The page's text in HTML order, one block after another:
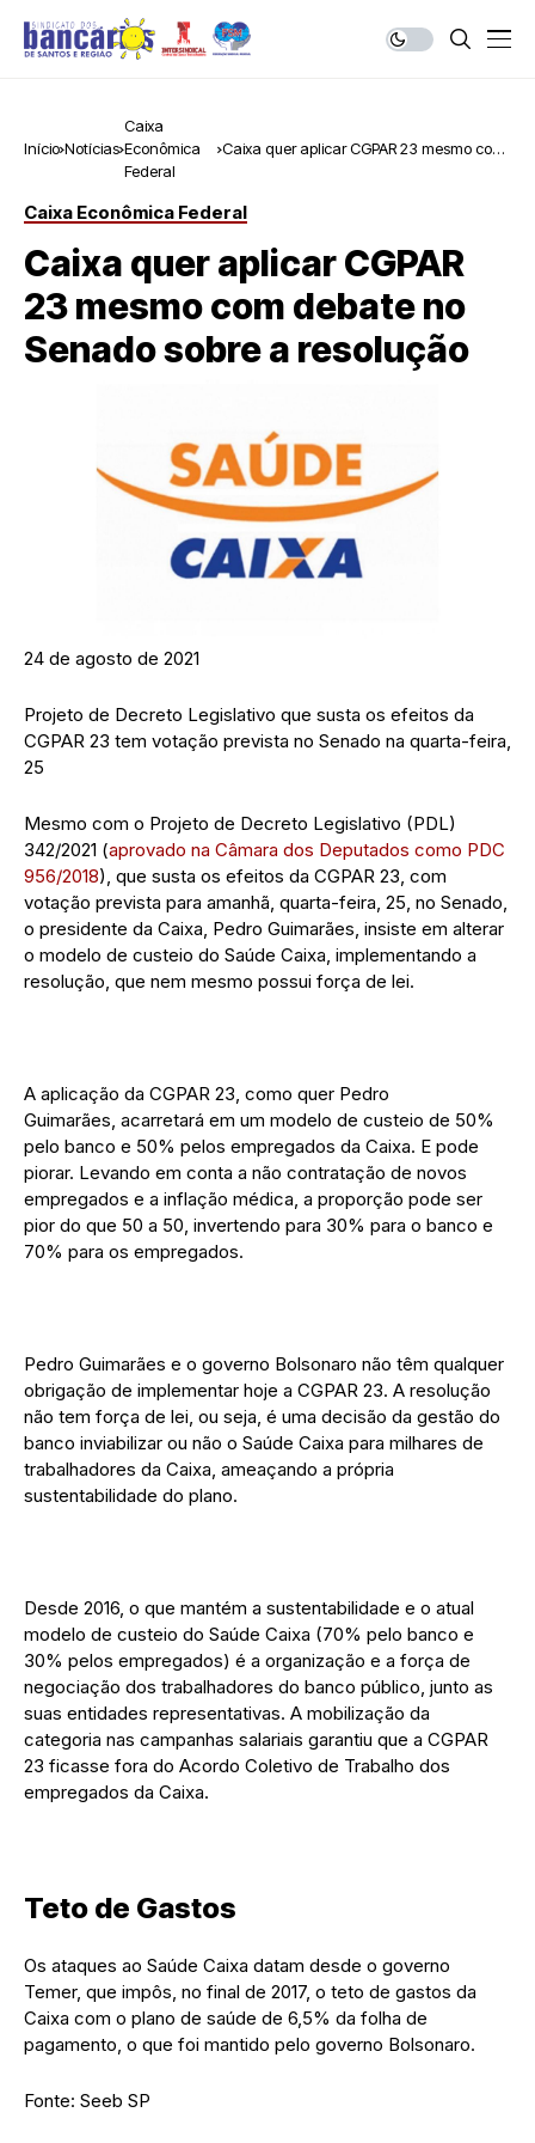
Início Notícias
Caixa
Econômica
Federal
Caixa quer aplicar CGPAR 23 mesmo com
Caixa Econômica Federal
Caixa quer aplicar CGPAR
23 mesmo com debate no
Senado sobre a resolução
24 de agosto de 2021
Projeto de Decreto Legislativo que susta os efeitos da
CGPAR 23 tem votação prevista no Senado na quarta-feira,
25
Mesmo com o Projeto de Decreto Legislativo (PDL)
342/2021 (aprovado na Câmara dos Deputados como PDC
956/2018), que susta os efeitos da CGPAR 23, com
votação prevista para amanhã, quarta-feira, 25, no Senado,
o presidente da Caixa, Pedro Guimarães, insiste em alterar
o modelo de custeio do Saúde Caixa, implementando a
resolução, que nem mesmo possui força de lei.
A aplicação da CGPAR 23, como quer Pedro
Guimarães, acarretará em um modelo de custeio de 50%
pelo banco e 50% pelos empregados da Caixa. E pode
piorar. Levando em conta a não contratação de novos
empregados e a inflação médica, a proporção pode ser
pior do que 50 a 50, invertendo para 30% para o banco e
70% para os empregados.
Pedro Guimarães e o governo Bolsonaro não têm qualquer
obrigação de implementar hoje a CGPAR 23. A resolução
não tem força de lei, ou seja, é uma decisão da gestão do
banco inviabilizar ou não o Saúde Caixa para milhares de
trabalhadores da Caixa, ameaçando a própria
sustentabilidade do plano.
Desde 2016, o que mantém a sustentabilidade e o atual
modelo de custeio do Saúde Caixa (70% pelo banco e
30% pelos empregados) é a organização e a força de
negociação dos trabalhadores do banco público, junto as
suas entidades representativas. A mobilização da
categoria nas campanhas salariais garantiu que a CGPAR
23 ficasse fora do Acordo Coletivo de Trabalho dos
empregados da Caixa.
Teto de Gastos
Os ataques ao Saúde Caixa datam desde o governo
Temer, que impôs, no final de 2017, o teto de gastos da
Caixa com o plano de saúde de 6,5% da folha de
pagamento, o que foi mantido pelo governo Bolsonaro.
Fonte: Seeb SP